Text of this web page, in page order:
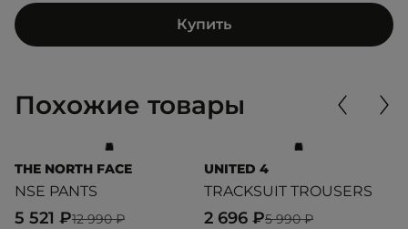
Купить
Похожие товары
THE NORTH FACE
NSE PANTS
12 990 ₽
5 521 ₽
UNITED 4
TRACKSUIT TROUSERS
5 990 ₽
2 696 ₽